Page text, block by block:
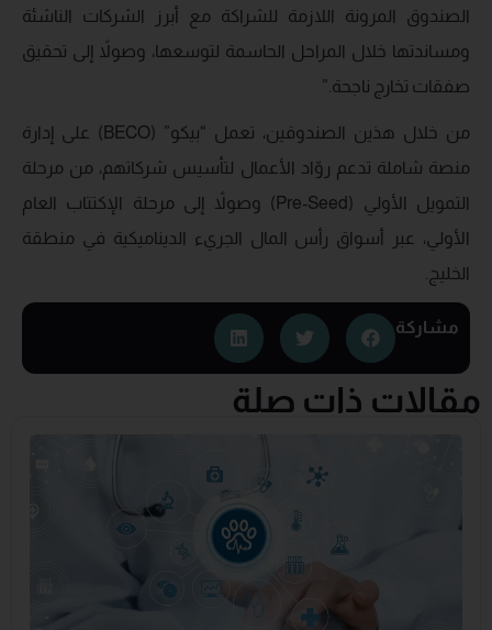
الصندوق المرونة اللازمة للشراكة مع أبرز الشركات الناشئة
ومساندتها خلال المراحل الحاسمة لتوسعها، وصولاً إلى تحقيق
صفقات تخارج ناجحة.”
من خلال هذين الصندوقين، تعمل “بيكو” (BECO) على إدارة
منصة شاملة تدعم روّاد الأعمال لتأسيس شركاتهم، من مرحلة
التمويل الأولي (Pre-Seed) وصولاً إلى مرحلة الإكتتاب العام
الأولي، عبر أسواق رأس المال الجريء الديناميكية في منطقة
الخليج.
مشاركة
مقالات ذات صلة